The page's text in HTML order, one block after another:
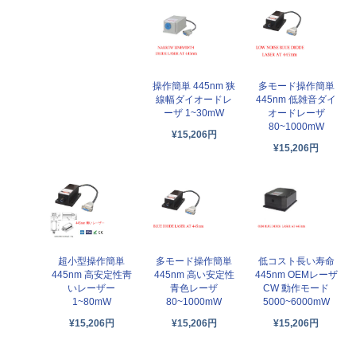
操作簡単 445nm 狭
線幅ダイオードレ
ーザ 1~30mW
¥15,206円
多モード操作簡単
445nm 低雑音ダイ
オードレーザ
80~1000mW
¥15,206円
超小型操作簡単
445nm 高安定性靑
いレーザー
1~80mW
¥15,206円
多モード操作簡単
445nm 高い安定性
青色レーザ
80~1000mW
¥15,206円
低コスト長い寿命
445nm OEMレーザ
CW 動作モード
5000~6000mW
¥15,206円